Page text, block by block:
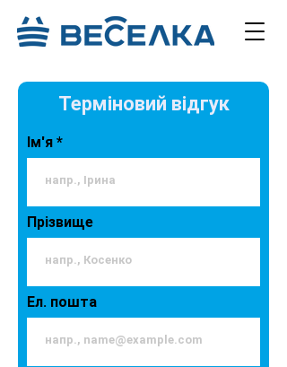
Терміновий відгук
Ім'я
Прізвище
Ел. пошта